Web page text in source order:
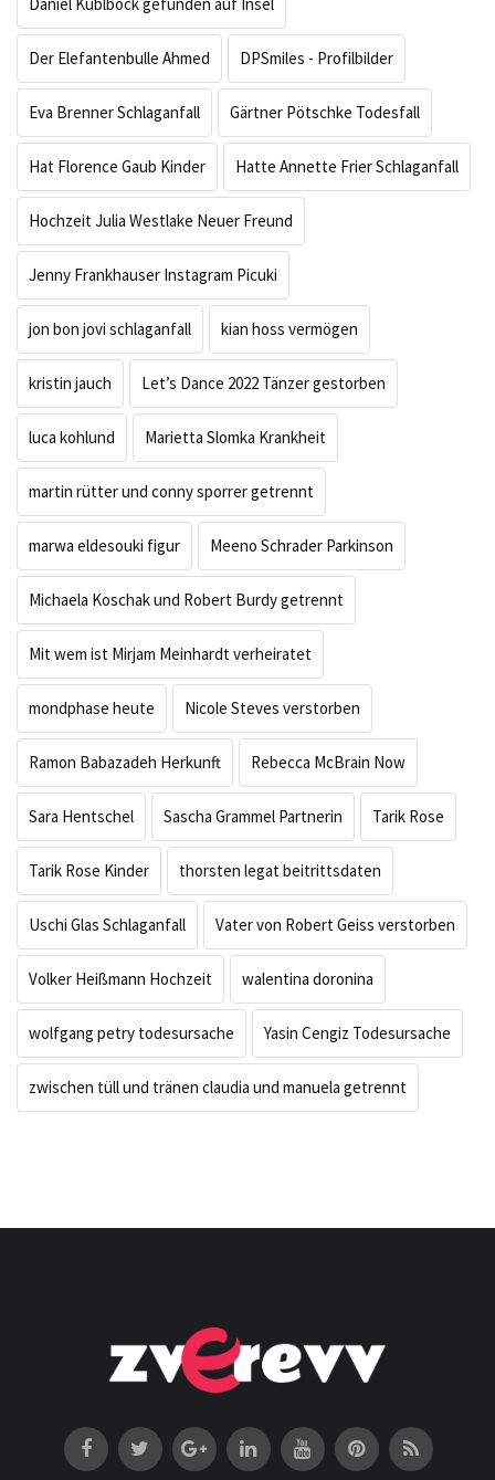
Der Elefantenbulle Ahmed DPSmiles - Profilbilder
Eva Brenner Schlaganfall Gärtner Pötschke Todesfall
Hat Florence Gaub Kinder Hatte Annette Frier Schlaganfall
Hochzeit Julia Westlake Neuer Freund
Jenny Frankhauser Instagram Picuki
jon bon jovi schlaganfall kian hoss vermögen
kristin jauch Let’s Dance 2022 Tänzer gestorben
luca kohlund Marietta Slomka Krankheit
martin rütter und conny sporrer getrennt
marwa eldesouki figur Meeno Schrader Parkinson
Michaela Koschak und Robert Burdy getrennt
Mit wem ist Mirjam Meinhardt verheiratet
mondphase heute Nicole Steves verstorben
Ramon Babazadeh Herkunft Rebecca McBrain Now
Sara Hentschel Sascha Grammel Partnerin Tarik Rose
Tarik Rose Kinder thorsten legat beitrittsdaten
Uschi Glas Schlaganfall Vater von Robert Geiss verstorben
Volker Heißmann Hochzeit walentina doronina
wolfgang petry todesursache Yasin Cengiz Todesursache
zwischen tüll und tränen claudia und manuela getrennt